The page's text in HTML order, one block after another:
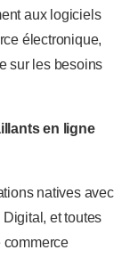
aux logiciels
électronique,
sur les besoins
en ligne
natives avec
et toutes
commerce